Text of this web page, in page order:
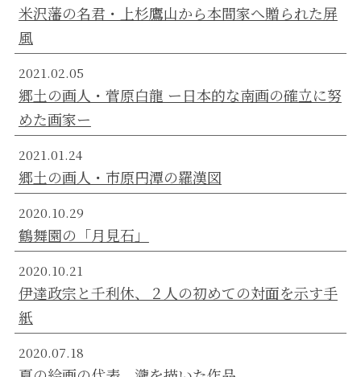
米沢藩の名君・上杉鷹山から本間家へ贈られた屏
風
2021.02.05
郷土の画人・菅原白龍 ー日本的な南画の確立に努
めた画家ー
2021.01.24
郷土の画人・市原円潭の羅漢図
2020.10.29
鶴舞園の「月見石」
2020.10.21
伊達政宗と千利休、２人の初めての対面を示す手
紙
2020.07.18